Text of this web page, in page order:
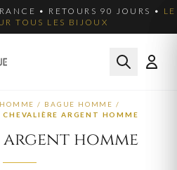
• RETOURS 90 JOURS • LE
TOUS LES BIJOUX
/ BAGUE HOMME /
CHEVALIÈRE ARGENT HOMME
homme